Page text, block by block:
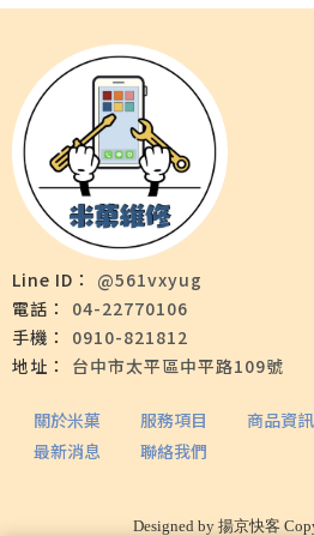
@561vxyug
04-22770106
0910-821812
台中市太平區中平路109號
關於米菓 服務項目 商品資訊
最新消息
聯絡我們
Designed by 揚京快客